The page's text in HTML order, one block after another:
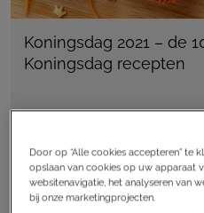
Koningsdag 2021 – de
Koningsdag recepten
Door op “Alle cookies accepteren” te
opslaan van cookies op uw apparaat
websitenavigatie, het analyseren van
bij onze marketingprojecten.